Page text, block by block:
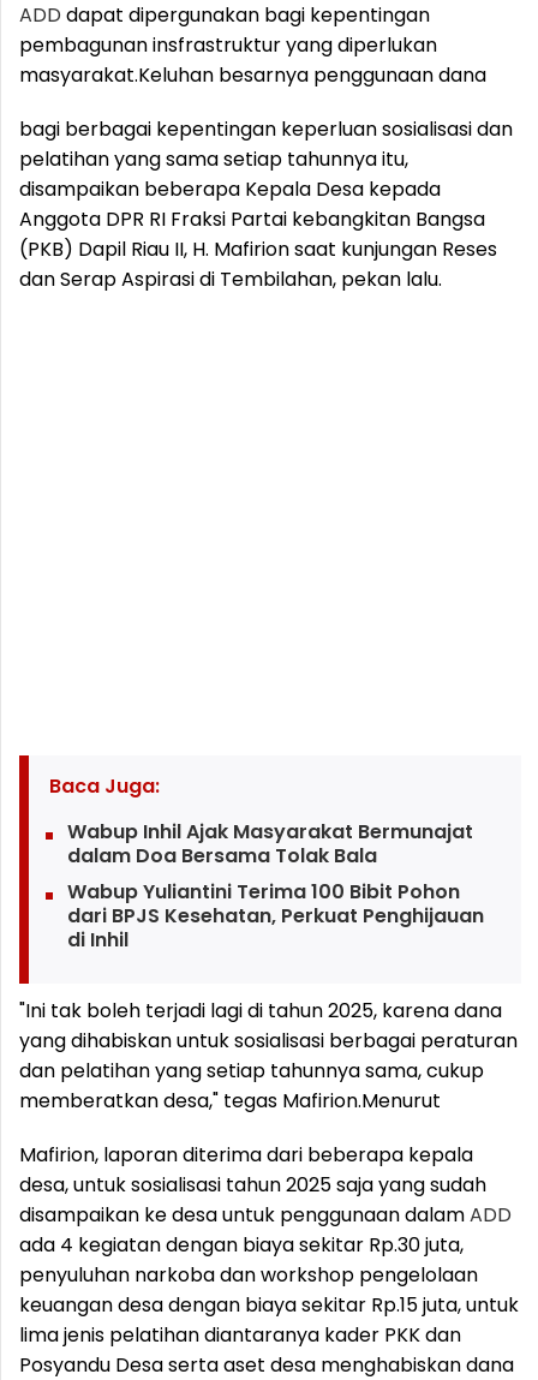
ADD dapat dipergunakan bagi kepentingan
pembagunan insfrastruktur yang diperlukan
masyarakat.Keluhan besarnya penggunaan dana
bagi berbagai kepentingan keperluan sosialisasi dan
pelatihan yang sama setiap tahunnya itu,
disampaikan beberapa Kepala Desa kepada
Anggota DPR RI Fraksi Partai kebangkitan Bangsa
(PKB) Dapil Riau II, H. Mafirion saat kunjungan Reses
dan Serap Aspirasi di Tembilahan, pekan lalu.
Baca Juga:
Wabup Inhil Ajak Masyarakat Bermunajat
dalam Doa Bersama Tolak Bala
Wabup Yuliantini Terima 100 Bibit Pohon
dari BPJS Kesehatan, Perkuat Penghijauan
di Inhil
"Ini tak boleh terjadi lagi di tahun 2025, karena dana
yang dihabiskan untuk sosialisasi berbagai peraturan
dan pelatihan yang setiap tahunnya sama, cukup
memberatkan desa," tegas Mafirion.Menurut
Mafirion, laporan diterima dari beberapa kepala
desa, untuk sosialisasi tahun 2025 saja yang sudah
disampaikan ke desa untuk penggunaan dalamADD
ada 4 kegiatan dengan biaya sekitar Rp.30 juta,
penyuluhan narkoba dan workshop pengelolaan
keuangan desa dengan biaya sekitar Rp.15 juta, untuk
lima jenis pelatihan diantaranya kader PKK dan
Posyandu Desa serta aset desa menghabiskan dana